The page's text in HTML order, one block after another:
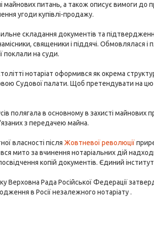
майнових питань, а також описує вимоги до
угоди купівлі-продажу.
складання документів та
намісники, священики і піддячі. Обмовлялася
поклали на суди.
нотаріат оформився як окрема
Судової палати. Щоб претендувати на
полягала в основному в захисті майнових
з передачею майна.
власності післяЖовтневої революції
мито за вчинення нотаріальних дій
копій документів. Єдиний інститут
Верховна Рада Російської Федерації
в Росії незалежного нотаріату .